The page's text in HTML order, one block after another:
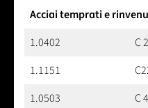
Acciai temprati e
1.0402
C
1.1151
1.0503
C